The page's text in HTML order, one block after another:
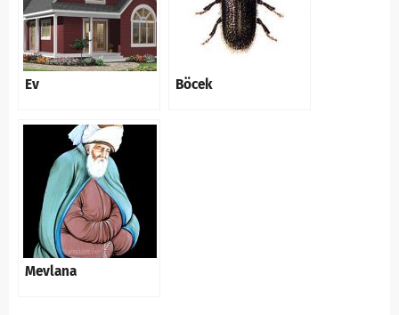
Ev Böcek
Mevlana